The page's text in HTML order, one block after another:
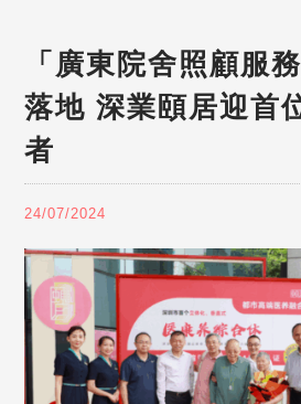
「廣東院舍照顧服
落地 深業頤居迎首
者
24/07/2024